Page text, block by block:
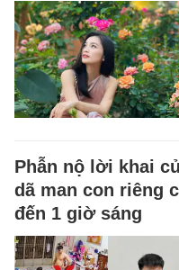
Phẫn nộ lời khai
dã man con riêng
đến 1 giờ sáng